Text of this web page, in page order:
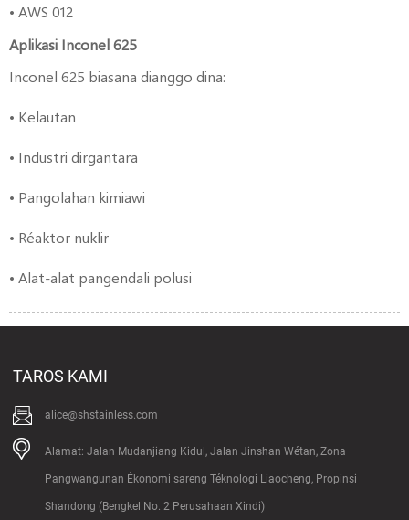
• AWS 012
Aplikasi Inconel 625
Inconel 625 biasana dianggo dina:
• Kelautan
• Industri dirgantara
• Pangolahan kimiawi
• Réaktor nuklir
• Alat-alat pangendali polusi
TAROS KAMI
alice@shstainless.com
Alamat: Jalan Mudanjiang Kidul, Jalan Jinshan Wétan, Zona
Pangwangunan Ékonomi sareng Téknologi Liaocheng, Propinsi
Shandong (Bengkel No. 2 Perusahaan Xindi)